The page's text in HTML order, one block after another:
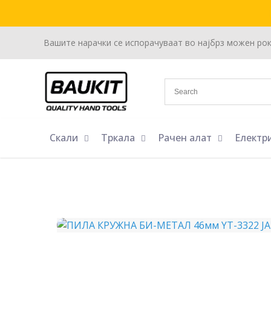
Вашите нарачки се испорачуваат во најбрз можен рок
Скали Тркала Рачен алат